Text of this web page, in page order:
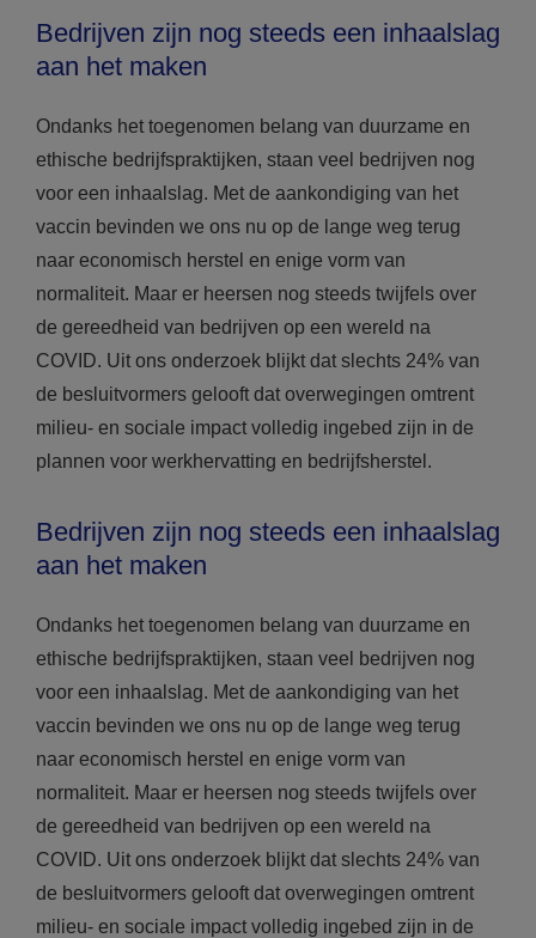
Bedrijven zijn nog steeds een inhaalslag
aan het maken
Ondanks het toegenomen belang van duurzame en
ethische bedrijfspraktijken, staan veel bedrijven nog
voor een inhaalslag. Met de aankondiging van het
vaccin bevinden we ons nu op de lange weg terug
naar economisch herstel en enige vorm van
normaliteit. Maar er heersen nog steeds twijfels over
de gereedheid van bedrijven op een wereld na
COVID. Uit ons onderzoek blijkt dat slechts 24% van
de besluitvormers gelooft dat overwegingen omtrent
milieu- en sociale impact volledig ingebed zijn in de
plannen voor werkhervatting en bedrijfsherstel.
Bedrijven zijn nog steeds een inhaalslag
aan het maken
Ondanks het toegenomen belang van duurzame en
ethische bedrijfspraktijken, staan veel bedrijven nog
voor een inhaalslag. Met de aankondiging van het
vaccin bevinden we ons nu op de lange weg terug
naar economisch herstel en enige vorm van
normaliteit. Maar er heersen nog steeds twijfels over
de gereedheid van bedrijven op een wereld na
COVID. Uit ons onderzoek blijkt dat slechts 24% van
de besluitvormers gelooft dat overwegingen omtrent
milieu- en sociale impact volledig ingebed zijn in de